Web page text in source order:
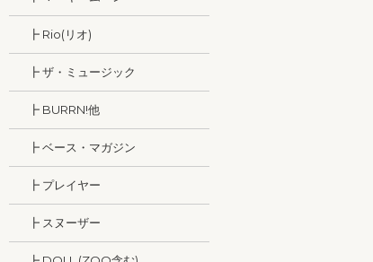
┣ Rio(リオ)
┣ ザ・ミュージック
┣ BURRN!他
┣ ベース・マガジン
┣ プレイヤー
┣ スヌーザー